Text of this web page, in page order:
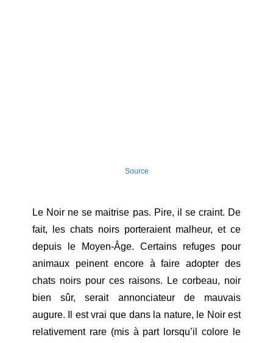
Source
Le Noir ne se maitrise pas. Pire, il se craint. De
fait, les chats noirs porteraient malheur, et ce
depuis le Moyen-Âge. Certains refuges pour
animaux peinent encore à faire adopter des
chats noirs pour ces raisons. Le corbeau, noir
bien sûr, serait annonciateur de mauvais
augure. Il est vrai que dans la nature, le Noir est
relativement rare (mis à part lorsqu’il colore le